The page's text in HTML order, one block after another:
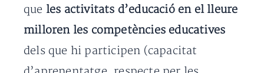
que les activitats d’educació en el lleure
milloren les competències educatives
dels que hi participen (capacitat